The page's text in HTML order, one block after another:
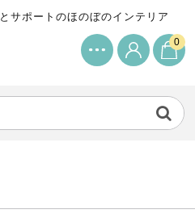
サポートのほのぼのインテリア
0